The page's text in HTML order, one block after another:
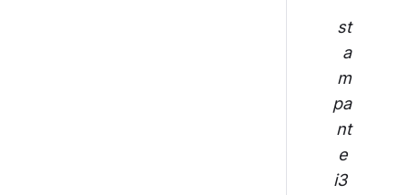
st
a
m
pa
nt
e
i3